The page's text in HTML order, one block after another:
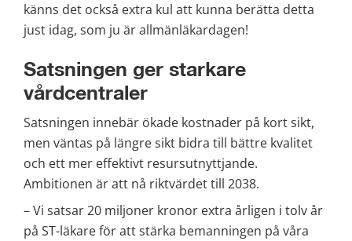
känns det också extra kul att kunna berätta detta
just idag, som ju är allmänläkardagen!
Satsningen ger starkare
vårdcentraler
Satsningen innebär ökade kostnader på kort sikt,
men väntas på längre sikt bidra till bättre kvalitet
och ett mer effektivt resursutnyttjande.
Ambitionen är att nå riktvärdet till 2038.
– Vi satsar 20 miljoner kronor extra årligen i tolv år
på ST-läkare för att stärka bemanningen på våra